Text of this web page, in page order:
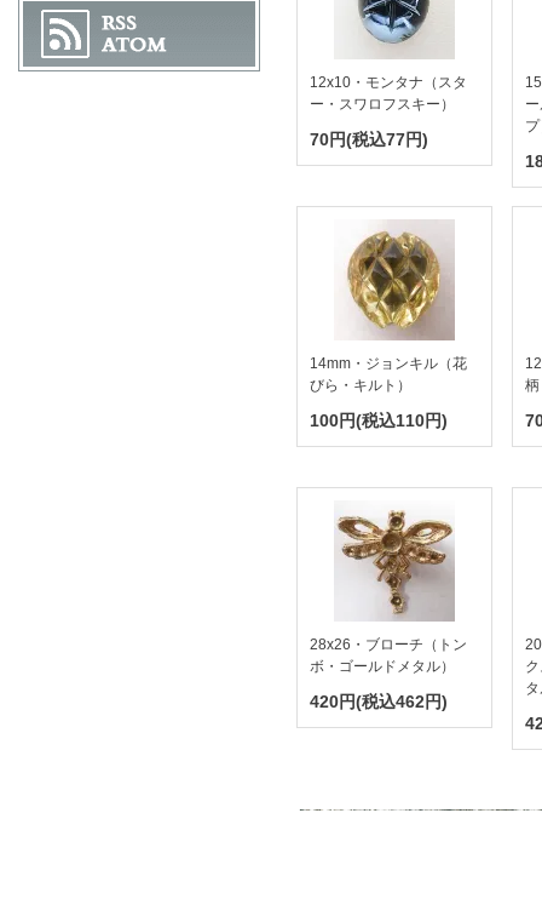
12x10・モンタナ（スタ
ー・スワロフスキー）
70円(税込77円)
14mm・ジョンキル（花
びら・キルト）
100円(税込110円)
28x26・ブローチ（トン
ボ・ゴールドメタル）
420円(税込462円)